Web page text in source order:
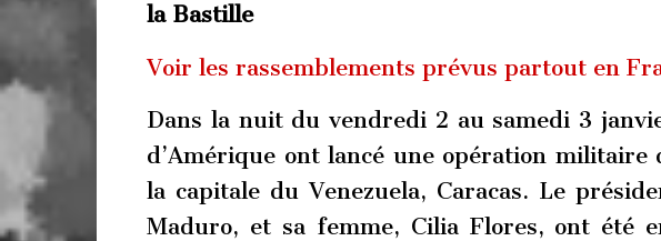
la Bastille
Voir les rassemblements prévus partout en
Dans la nuit du vendredi 2 au samedi 3
d’Amérique ont lancé une opération
la capitale du Venezuela, Caracas. Le
Maduro, et sa femme, Cilia Flores, ont été